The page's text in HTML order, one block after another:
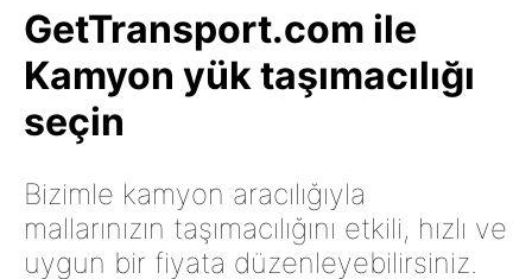
GetTransport.com ile
Kamyon yük taşımacılığı
seçin
Bizimle kamyon aracılığıyla
mallarınızın taşımacılığını etkili, hızlı ve
uygun bir fiyata düzenleyebilirsiniz.